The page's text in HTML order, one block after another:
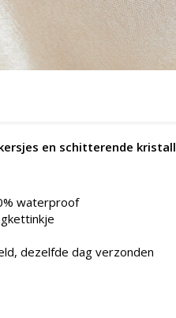
en schitterende
waterproof
dezelfde dag verzonden